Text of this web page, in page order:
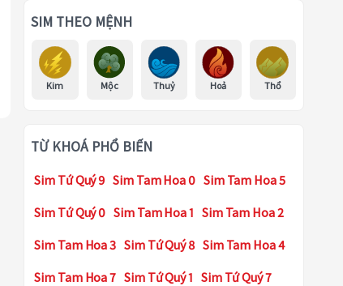
SIM THEO MỆNH
Kim Mộc Thuỷ Hoả Thổ
TỪ KHOÁ PHỔ BIẾN
Sim Tứ Quý 9 Sim Tam Hoa 0 Sim Tam Hoa 5
Sim Tứ Quý 0 Sim Tam Hoa 1 Sim Tam Hoa 2
Sim Tam Hoa 3 Sim Tứ Quý 8 Sim Tam Hoa 4
Sim Tam Hoa 7 Sim Tứ Quý 1 Sim Tứ Quý 7